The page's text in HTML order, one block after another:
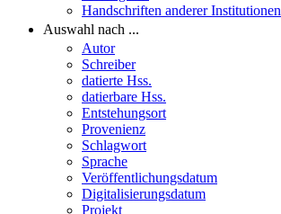
Handschriften anderer Institutionen
Auswahl nach ...
Autor
Schreiber
datierte Hss.
datierbare Hss.
Entstehungsort
Provenienz
Schlagwort
Sprache
Veröffentlichungsdatum
Digitalisierungsdatum
Projekt